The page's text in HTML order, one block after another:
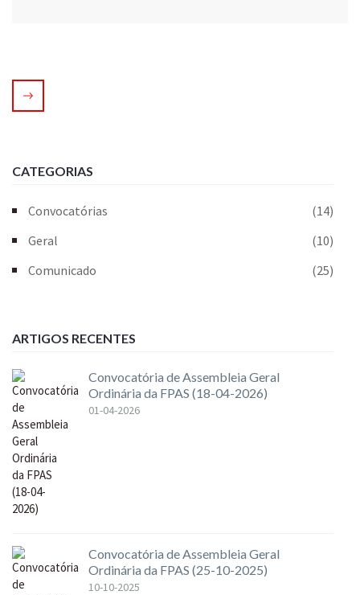
CATEGORIAS
Convocatórias
(14)
Geral
(10)
Comunicado
(25)
ARTIGOS RECENTES
Convocatória de Assembleia Geral
Ordinária da FPAS (18-04-2026)
01-04-2026
Convocatória de Assembleia Geral
Ordinária da FPAS (25-10-2025)
10-10-2025